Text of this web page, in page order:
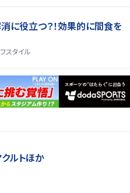
に役立つ？！効果的に間食を
スタイル
ルトほか